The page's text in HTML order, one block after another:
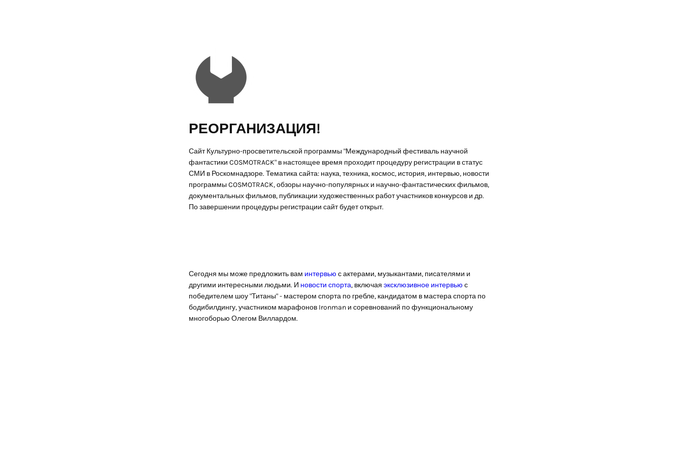
РЕОРГАНИЗАЦИЯ!
Сайт Культурно-просветительской программы "Международный фестиваль научной
фантастики COSMOTRACK" в настоящее время проходит процедуру регистрации в статус
СМИ в Роскомнадзоре. Тематика сайта: наука, техника, космос, история, интервью, новости
программы COSMOTRACK, обзоры научно-популярных и научно-фантастических фильмов,
документальных фильмов, публикации художественных работ участников конкурсов и др.
По завершении процедуры регистрации сайт будет открыт.
Сегодня мы може предложить вам интервью с актерами, музыкантами, писателями и
другими интересными людьми. И новости спорта, включая эксклюзивное интервью с
победителем шоу "Титаны" - мастером спорта по гребле, кандидатом в мастера спорта по
бодибилдингу, участником марафонов Ironman и соревнований по функциональному
многоборью Олегом Виллардом.